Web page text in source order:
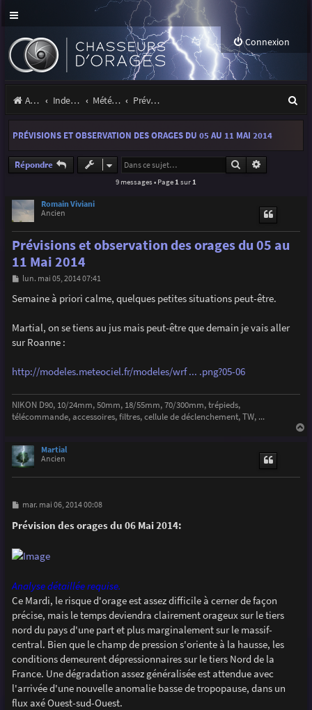
Connexion
Accueil Index du forum Météo et climatologie des orages Prévisions et suivis des orages
e
PRÉVISIONS ET OBSERVATION DES ORAGES DU 05 AU 11 MAI 2014
Répondre Rechercher
9 messages • Page 1 sur 1
Romain Viviani
Ancien
Prévisions et observation des orages du 05 au
11 Mai 2014
M
s
s
e
lun. mai 05, 2014 07:41
Semaine à priori calme, quelques petites situations peut-être.
Martial, on se tiens au jus mais peut-être que demain je vais aller
sur Roanne :
http://modeles.meteociel.fr/modeles/wrf ... .png?05-06
NIKON D90, 10/24mm, 50mm, 18/55mm, 70/300mm, trépieds,
télécommande, accessoires, filtres, cellule de déclenchement, TW, ...
Martial
Ancien
M
s
s
g
e
mar. mai 06, 2014 00:08
Prévision des orages du 06 Mai 2014:
Analyse détaillée requise.
Ce Mardi, le risque d'orage est assez difficile à cerner de façon
précise, mais le temps deviendra clairement orageux sur le tiers
nord du pays d'une part et plus marginalement sur le massif-
central. Bien que le champ de pression s'oriente à la hausse, les
conditions demeurent dépressionnaires sur le tiers Nord de la
France. Une dégradation assez généralisée est attendue avec
l'arrivée d'une nouvelle anomalie basse de tropopause, dans un
flux axé Ouest-sud-Ouest.